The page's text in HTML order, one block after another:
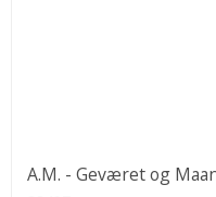
A.M. - Geværet og